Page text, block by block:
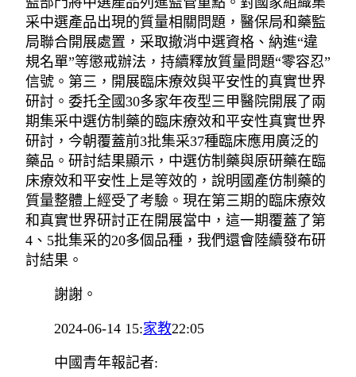
采中選產品出現的質量相關問題，醫保局和藥監
局聯合開展處置，采取撤消中選資格、納進“違
規名單”等懲戒辦法，持續釋放質量問題“零容忍”
信號。第三，開展臨床療效與平安性的真實世界
研討。委托全國30多家年夜型三甲醫院開展了兩
期集采中選仿制藥的臨床療效和平安性真實世界
研討，今朝覆蓋前3批集采37種臨床應用廣泛的
藥品。研討結果顯示，中選仿制藥與原研藥在臨
床療效和平安性上是等效的，說明國產仿制藥的
質量整體上經受了考驗。現在第三期的臨床療效
和真實世界研討正在開展當中，這一期覆蓋了第
4、5批集采的20多個品種，我們還會陸續發布研
討結果。
謝謝。
2024-06-14 15:家教22:05
中國青年報記者: